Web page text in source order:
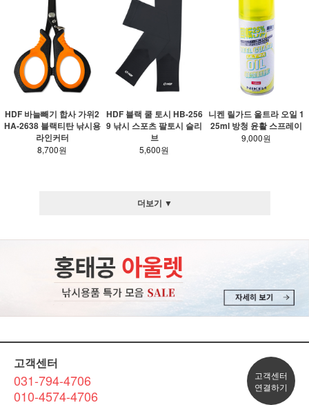
HDF 바늘빼기 합사 가위2
HA-2638 블랙티탄 낚시용
라인커터
8,700원
HDF 블랙 쿨 토시 HB-256
9 낚시 스포츠 팔토시 슬리
브
5,600원
니켄 릴가드 울트라 오일 1
25ml 방청 윤활 스프레이
9,000원
더보기 ▼
고객센터
031-794-4706
010-4574-4706
고객센터
연결하기